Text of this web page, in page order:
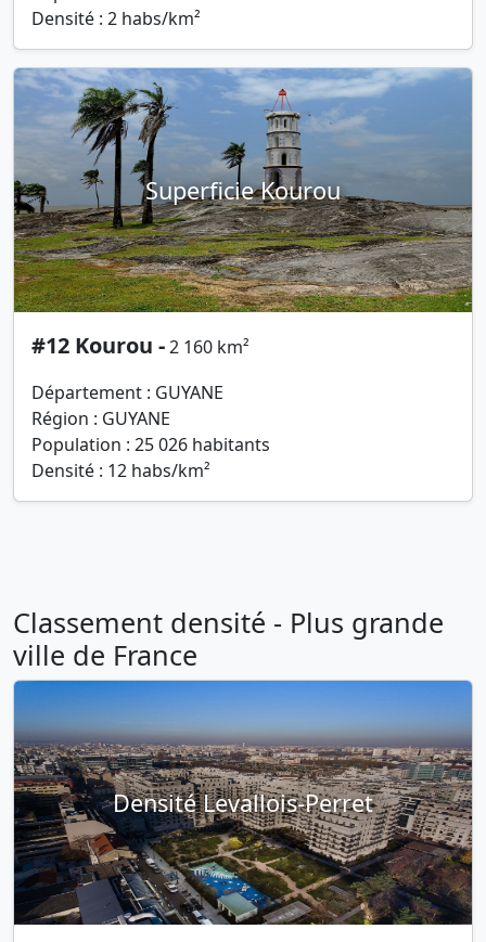
Densité : 2 habs/km²
Superficie Kourou
#12 Kourou -2 160 km²
Département : GUYANE
Région : GUYANE
Population : 25 026 habitants
Densité : 12 habs/km²
Classement densité - Plus grande
ville de France
Densité Levallois-Perret